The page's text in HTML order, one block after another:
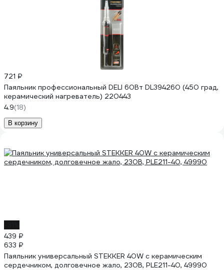
721 ₽
Паяльник профессиональный DELI 60Вт DL394260 (450 град,
керамический нагреватель) 220443
4.9(18)
В корзину
439 ₽
633 ₽
Паяльник универсальный STEKKER 40W с керамическим
сердечником, долговечное жало, 230В, PLE211-40, 49990